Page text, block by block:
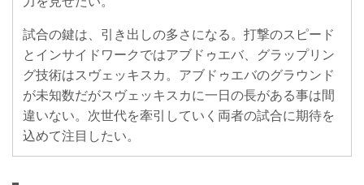
試合の鍵は、引き出しの多さになる。打撃のスピード
とインサイドワークではアブドゥエバ、グラップリン
グ技術はスヴェッキスカ。アブドゥエバのグラウンド
が未知数だがスヴェッキスカに一日の長がある事は間
違いない。次世代を牽引していく両者の試合に期待を
込めて注目したい。